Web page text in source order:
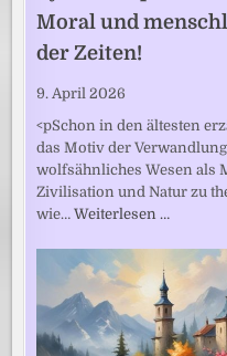
Moral und
der Zeiten!
9. April 2026
<pSchon in den ältesten
das Motiv der
wolfsähnliches Wesen als
Zivilisation und Natur zu
wie…Weiterlesen …